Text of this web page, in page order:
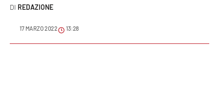
Meteo
REDAZIONE
17 MARZO 2022 13:28